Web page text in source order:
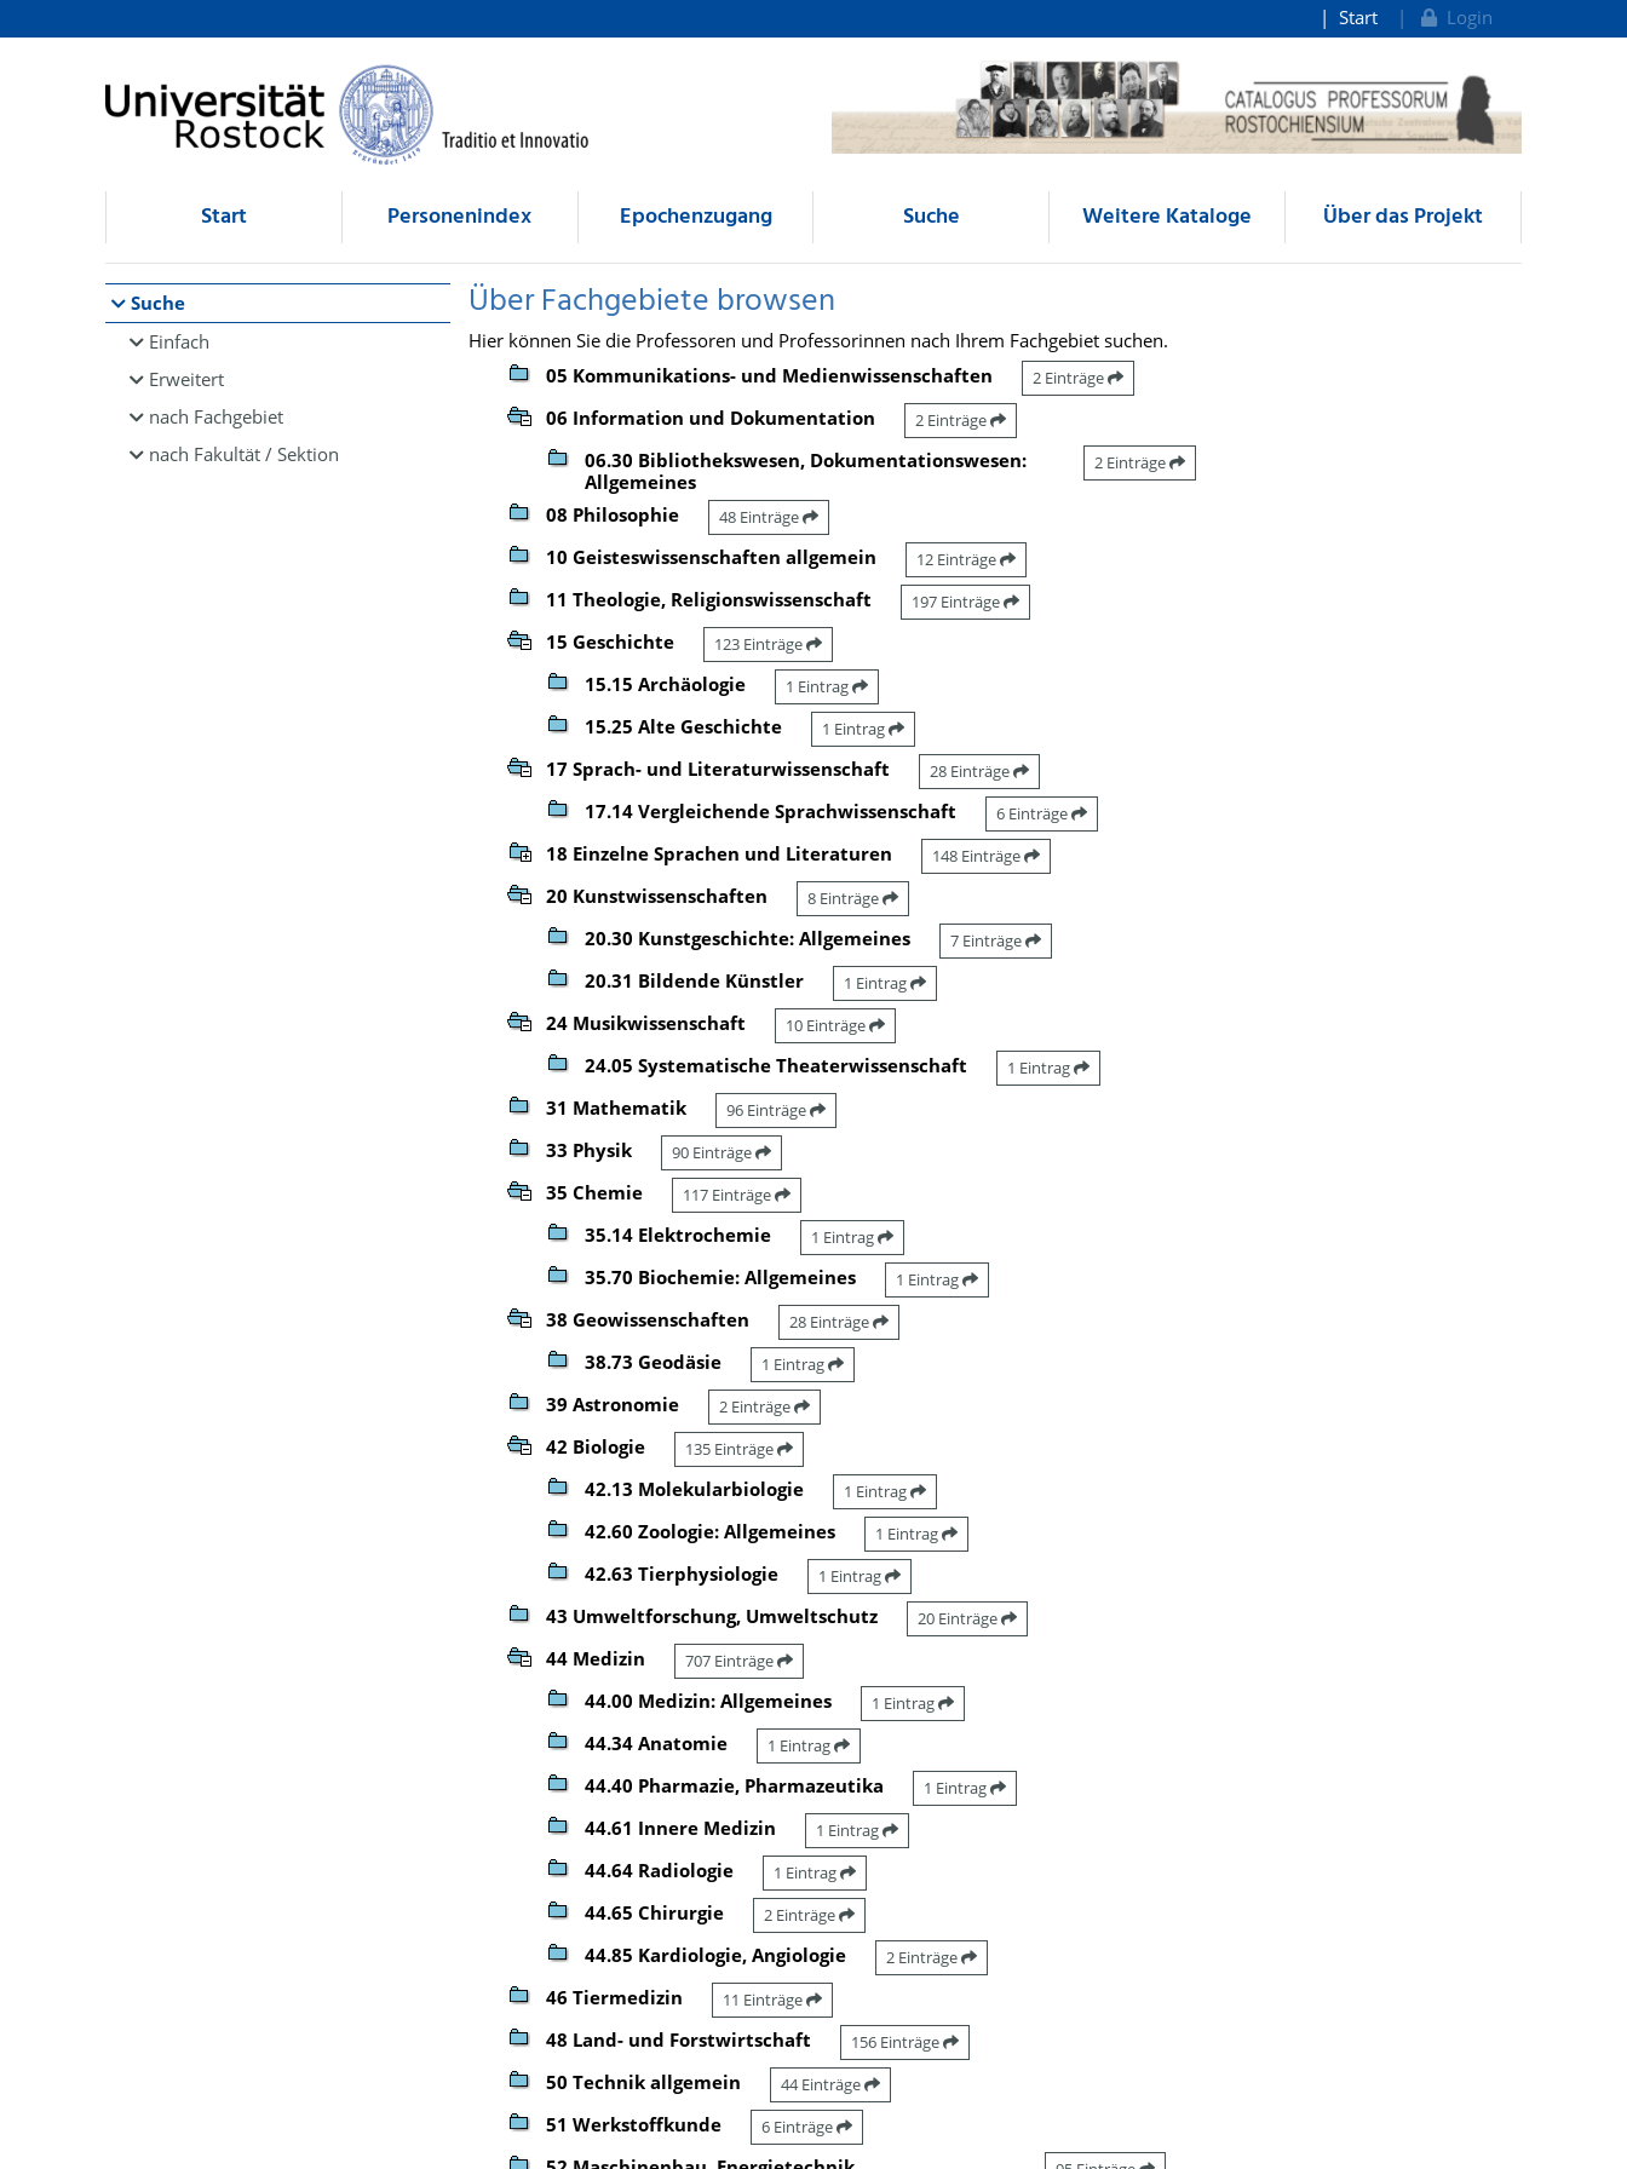
Browsen
direkt zum Inhalt
Start Login
Start Personenindex Epochenzugang Suche Weitere Kataloge Über das Projekt
Suche
Einfach
Erweitert
nach Fachgebiet
nach Fakultät / Sektion
Über Fachgebiete browsen
Hier können Sie die Professoren und Professorinnen nach Ihrem Fachgebiet suchen.
05 Kommunikations- und Medienwissenschaften
2 Einträge
06 Information und Dokumentation 2 Einträge
06.30 Bibliothekswesen, Dokumentationswesen:
Allgemeines
2 Einträge
08 Philosophie 48 Einträge
10 Geisteswissenschaften allgemein 12 Einträge
11 Theologie, Religionswissenschaft 197 Einträge
15 Geschichte 123 Einträge
15.15 Archäologie 1 Eintrag
15.25 Alte Geschichte 1 Eintrag
17 Sprach- und Literaturwissenschaft 28 Einträge
17.14 Vergleichende Sprachwissenschaft 6 Einträge
18 Einzelne Sprachen und Literaturen 148 Einträge
20 Kunstwissenschaften 8 Einträge
20.30 Kunstgeschichte: Allgemeines 7 Einträge
20.31 Bildende Künstler 1 Eintrag
24 Musikwissenschaft 10 Einträge
24.05 Systematische Theaterwissenschaft 1 Eintrag
31 Mathematik 96 Einträge
33 Physik 90 Einträge
35 Chemie 117 Einträge
35.14 Elektrochemie 1 Eintrag
35.70 Biochemie: Allgemeines 1 Eintrag
38 Geowissenschaften 28 Einträge
38.73 Geodäsie 1 Eintrag
39 Astronomie 2 Einträge
42 Biologie 135 Einträge
42.13 Molekularbiologie 1 Eintrag
42.60 Zoologie: Allgemeines 1 Eintrag
42.63 Tierphysiologie 1 Eintrag
43 Umweltforschung, Umweltschutz 20 Einträge
44 Medizin 707 Einträge
44.00 Medizin: Allgemeines 1 Eintrag
44.34 Anatomie 1 Eintrag
44.40 Pharmazie, Pharmazeutika 1 Eintrag
44.61 Innere Medizin 1 Eintrag
44.64 Radiologie 1 Eintrag
44.65 Chirurgie 2 Einträge
44.85 Kardiologie, Angiologie 2 Einträge
46 Tiermedizin 11 Einträge
48 Land- und Forstwirtschaft 156 Einträge
50 Technik allgemein 44 Einträge
51 Werkstoffkunde 6 Einträge